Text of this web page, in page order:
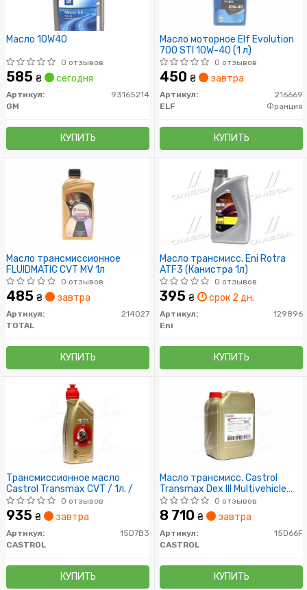
Масло 10W40
0 отзывов
585 ₴ сегодня
Артикул:
93165214
GM
КУПИТЬ
Масло моторное Elf Evolution
700 STI 10W-40 (1 л)
0 отзывов
450 ₴ завтра
Артикул:
216669
ELF
Франция
КУПИТЬ
Масло трансмиссионное
FLUIDMATIC CVT MV 1л
0 отзывов
485 ₴ завтра
Артикул:
214027
TOTAL
КУПИТЬ
Масло трансмисс. Eni Rotra
ATF3 (Канистра 1л)
0 отзывов
395 ₴ срок 2 дн.
Артикул:
129896
Eni
КУПИТЬ
Трансмиссионное масло
Castrol Transmax CVT / 1л. /
0 отзывов
935 ₴ завтра
Артикул:
15D7B3
CASTROL
КУПИТЬ
Масло трансмисс. Castrol
Transmax Dex III Multivehicle
(Канистра 20л))0 отзывов
8 710 ₴ завтра
Артикул:
15D66F
CASTROL
КУПИТЬ